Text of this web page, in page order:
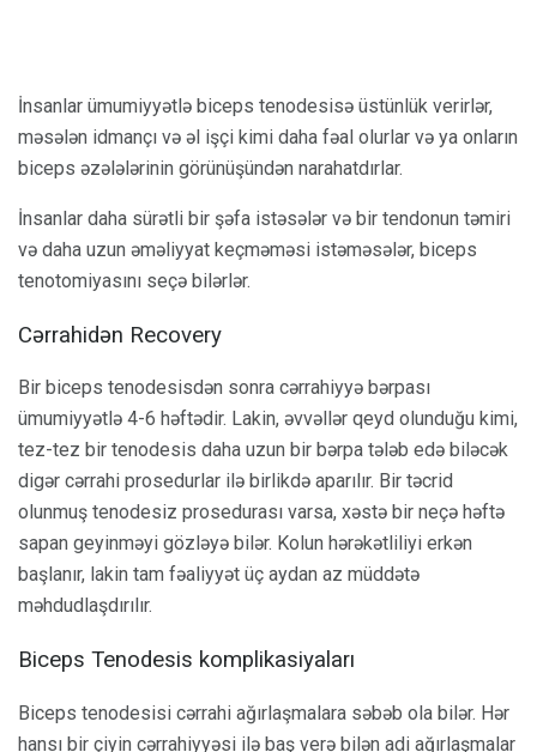
İnsanlar ümumiyyətlə biceps tenodesisə üstünlük verirlər,
məsələn idmançı və əl işçi kimi daha fəal olurlar və ya onların
biceps əzələlərinin görünüşündən narahatdırlar.
İnsanlar daha sürətli bir şəfa istəsələr və bir tendonun təmiri
və daha uzun əməliyyat keçməməsi istəməsələr, biceps
tenotomiyasını seçə bilərlər.
Cərrahidən Recovery
Bir biceps tenodesisdən sonra cərrahiyyə bərpası
ümumiyyətlə 4-6 həftədir. Lakin, əvvəllər qeyd olunduğu kimi,
tez-tez bir tenodesis daha uzun bir bərpa tələb edə biləcək
digər cərrahi prosedurlar ilə birlikdə aparılır. Bir təcrid
olunmuş tenodesiz prosedurası varsa, xəstə bir neçə həftə
sapan geyinməyi gözləyə bilər. Kolun hərəkətliliyi erkən
başlanır, lakin tam fəaliyyət üç aydan az müddətə
məhdudlaşdırılır.
Biceps Tenodesis komplikasiyaları
Biceps tenodesisi cərrahi ağırlaşmalara səbəb ola bilər. Hər
hansı bir çiyin cərrahiyyəsi ilə baş verə bilən adi ağırlaşmalar